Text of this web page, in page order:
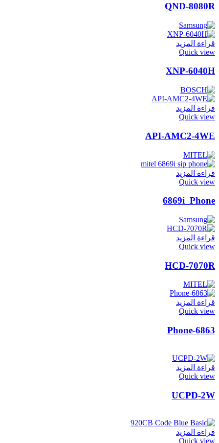
QND-8080R
قراءة المزيد
Quick view
XNP-6040H
قراءة المزيد
Quick view
API-AMC2-4WE
قراءة المزيد
Quick view
6869i_Phone
قراءة المزيد
Quick view
HCD-7070R
قراءة المزيد
Quick view
6863-Phone
قراءة المزيد
Quick view
UCPD-2W
قراءة المزيد
Quick view